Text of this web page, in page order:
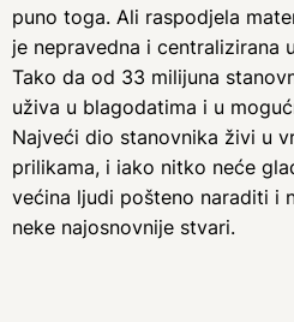
puno toga. Ali raspodjela
je nepravedna i centralizirana
Tako da od 33 milijuna
uživa u blagodatima i u
Najveći dio stanovnika živi u
prilikama, i iako nitko neće
većina ljudi pošteno naraditi i
neke najosnovnije stvari.